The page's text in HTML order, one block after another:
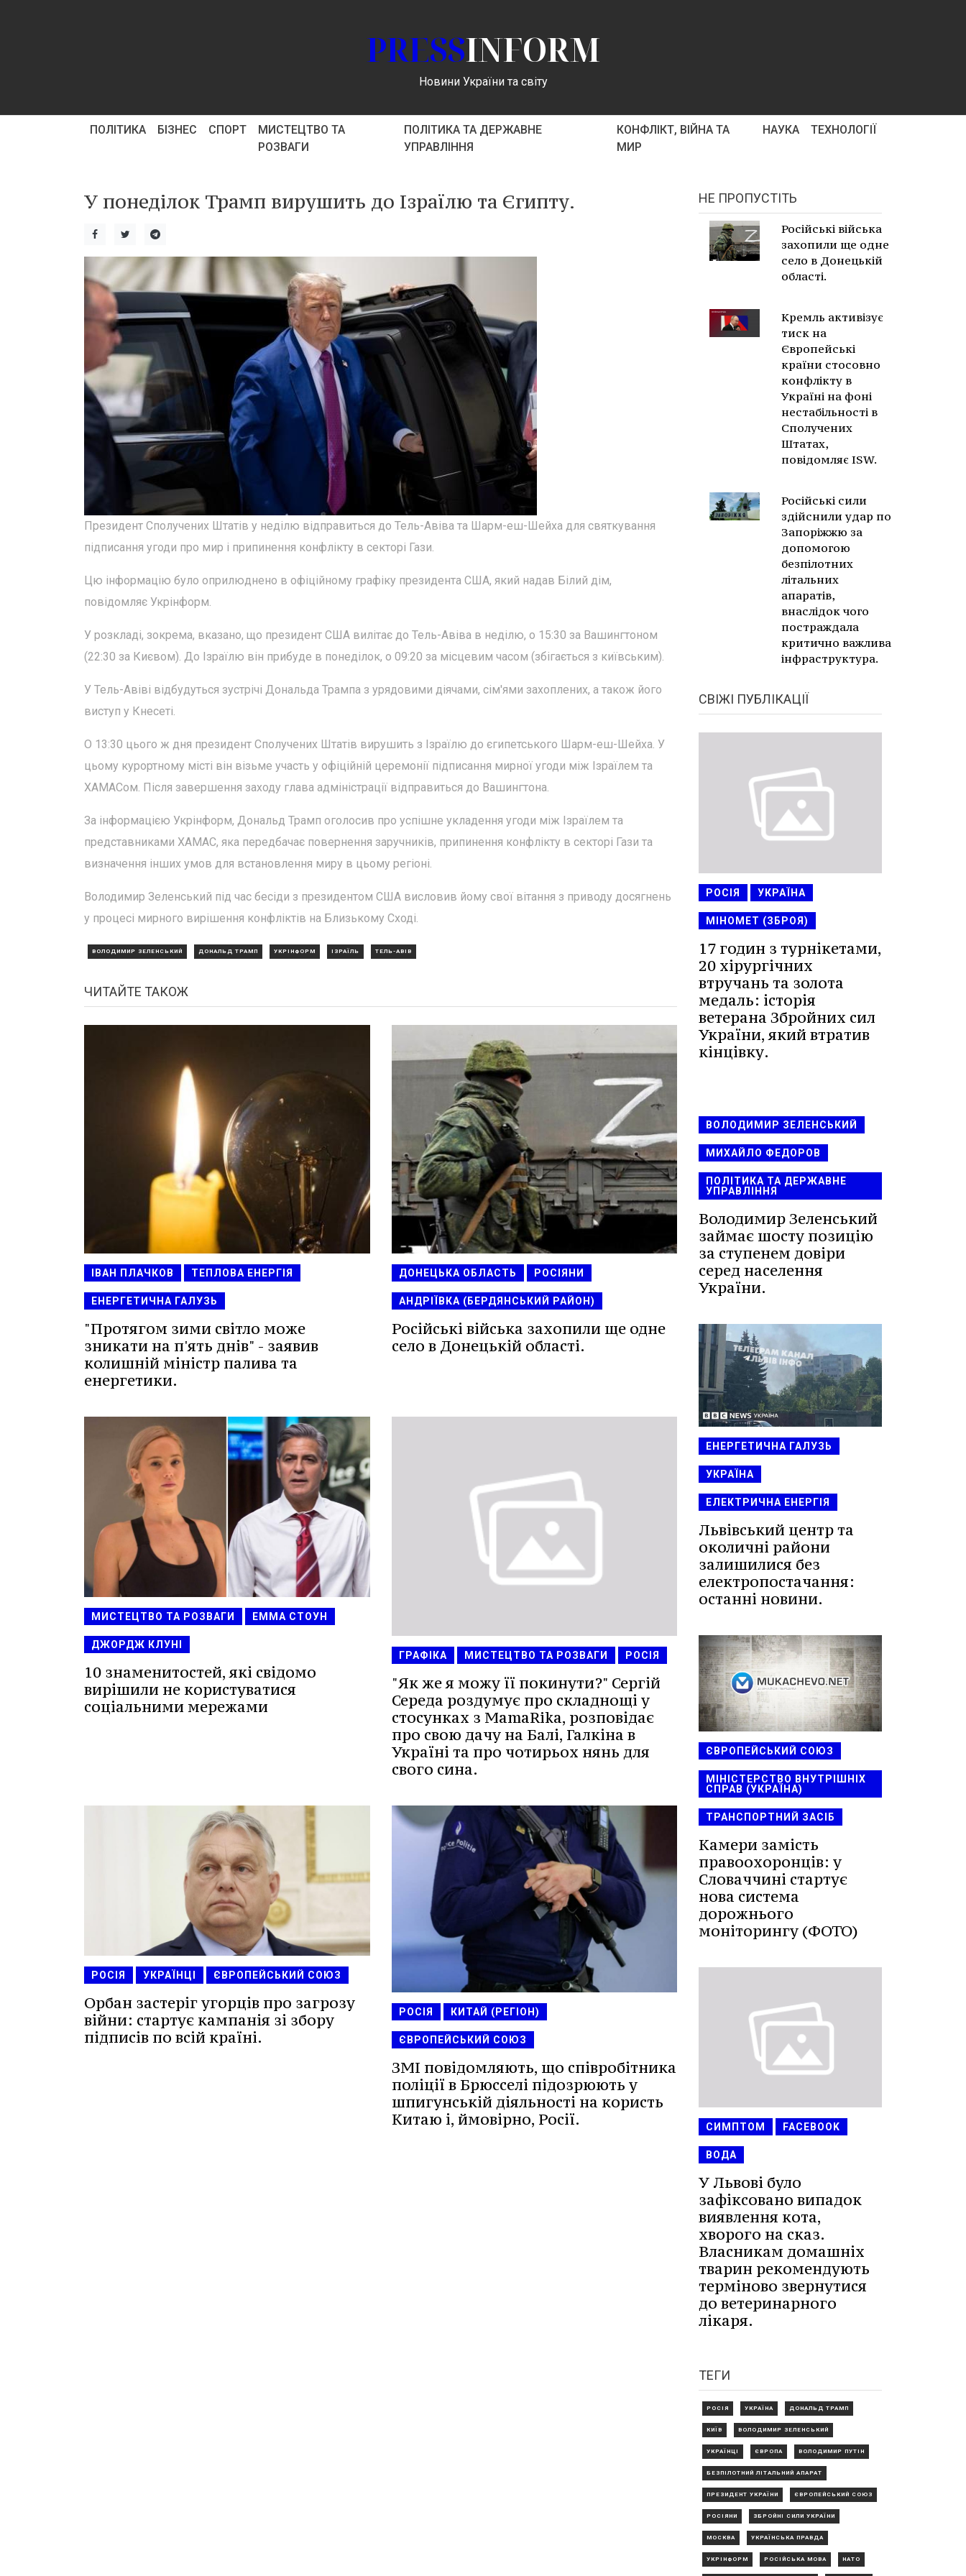
PRESSINFORM
Новини України та світу
ПОЛІТИКА БІЗНЕС СПОРТ
МИСТЕЦТВО ТА
РОЗВАГИ
ПОЛІТИКА ТА ДЕРЖАВНЕ
УПРАВЛІННЯ
КОНФЛІКТ, ВІЙНА ТА
МИР
НАУКА ТЕХНОЛОГІЇ
У понеділок Трамп вирушить до Ізраїлю та Єгипту.
Президент Сполучених Штатів у неділю відправиться до Тель-Авіва та Шарм-еш-Шейха для святкування
підписання угоди про мир і припинення конфлікту в секторі Гази.
Цю інформацію було оприлюднено в офіційному графіку президента США, який надав Білий дім,
повідомляє Укрінформ.
У розкладі, зокрема, вказано, що президент США вилітає до Тель-Авіва в неділю, о 15:30 за Вашингтоном
(22:30 за Києвом). До Ізраїлю він прибуде в понеділок, о 09:20 за місцевим часом (збігається з київським).
У Тель-Авіві відбудуться зустрічі Дональда Трампа з урядовими діячами, сім'ями захоплених, а також його
виступ у Кнесеті.
О 13:30 цього ж дня президент Сполучених Штатів вирушить з Ізраїлю до єгипетського Шарм-еш-Шейха. У
цьому курортному місті він візьме участь у офіційній церемонії підписання мирної угоди між Ізраїлем та
ХАМАСом. Після завершення заходу глава адміністрації відправиться до Вашингтона.
За інформацією Укрінформ, Дональд Трамп оголосив про успішне укладення угоди між Ізраїлем та
представниками ХАМАС, яка передбачає повернення заручників, припинення конфлікту в секторі Гази та
визначення інших умов для встановлення миру в цьому регіоні.
Володимир Зеленський під час бесіди з президентом США висловив йому свої вітання з приводу досягнень
у процесі мирного вирішення конфліктів на Близькому Сході.
ВОЛОДИМИР ЗЕЛЕНСЬКИЙ ДОНАЛЬД ТРАМП УКРІНФОРМ ІЗРАЇЛЬ ТЕЛЬ-АВІВ
ЧИТАЙТЕ ТАКОЖ
ІВАН ПЛАЧКОВ ТЕПЛОВА ЕНЕРГІЯ
ЕНЕРГЕТИЧНА ГАЛУЗЬ
"Протягом зими світло може
зникати на п'ять днів" - заявив
колишній міністр палива та
енергетики.
ДОНЕЦЬКА ОБЛАСТЬ РОСІЯНИ
АНДРІЇВКА (БЕРДЯНСЬКИЙ РАЙОН)
Російські війська захопили ще одне
село в Донецькій області.
МИСТЕЦТВО ТА РОЗВАГИ ЕММА СТОУН
ДЖОРДЖ КЛУНІ
10 знаменитостей, які свідомо
вирішили не користуватися
соціальними мережами
ГРАФІКА МИСТЕЦТВО ТА РОЗВАГИ РОСІЯ
"Як же я можу її покинути?" Сергій
Середа роздумує про складнощі у
стосунках з MamaRika, розповідає
про свою дачу на Балі, Галкіна в
Україні та про чотирьох нянь для
свого сина.
РОСІЯ УКРАЇНЦІ ЄВРОПЕЙСЬКИЙ СОЮЗ
Орбан застеріг угорців про загрозу
війни: стартує кампанія зі збору
підписів по всій країні.
РОСІЯ КИТАЙ (РЕГІОН)
ЄВРОПЕЙСЬКИЙ СОЮЗ
ЗМІ повідомляють, що співробітника
поліції в Брюсселі підозрюють у
шпигунській діяльності на користь
Китаю і, ймовірно, Росії.
НЕ ПРОПУСТІТЬ
Російські війська
захопили ще одне
село в Донецькій
області.
Кремль активізує
тиск на
Європейські
країни стосовно
конфлікту в
Україні на фоні
нестабільності в
Сполучених
Штатах,
повідомляє ISW.
Російські сили
здійснили удар по
Запоріжжю за
допомогою
безпілотних
літальних
апаратів,
внаслідок чого
постраждала
критично важлива
інфраструктура.
СВІЖІ ПУБЛІКАЦІЇ
РОСІЯ УКРАЇНА
МІНОМЕТ (ЗБРОЯ)
17 годин з турнікетами,
20 хірургічних
втручань та золота
медаль: історія
ветерана Збройних сил
України, який втратив
кінцівку.
ВОЛОДИМИР ЗЕЛЕНСЬКИЙ
МИХАЙЛО ФЕДОРОВ
ПОЛІТИКА ТА ДЕРЖАВНЕ
УПРАВЛІННЯ
Володимир Зеленський
займає шосту позицію
за ступенем довіри
серед населення
України.
ЕНЕРГЕТИЧНА ГАЛУЗЬ
УКРАЇНА
ЕЛЕКТРИЧНА ЕНЕРГІЯ
Львівський центр та
околичні райони
залишилися без
електропостачання:
останні новини.
ЄВРОПЕЙСЬКИЙ СОЮЗ
МІНІСТЕРСТВО ВНУТРІШНІХ
СПРАВ (УКРАЇНА)
ТРАНСПОРТНИЙ ЗАСІБ
Камери замість
правоохоронців: у
Словаччині стартує
нова система
дорожнього
моніторингу (ФОТО)
СИМПТОМ FACEBOOK
ВОДА
У Львові було
зафіксовано випадок
виявлення кота,
хворого на сказ.
Власникам домашніх
тварин рекомендують
терміново звернутися
до ветеринарного
лікаря.
ТЕГИ
РОСІЯ УКРАЇНА ДОНАЛЬД ТРАМП
КИЇВ ВОЛОДИМИР ЗЕЛЕНСЬКИЙ
УКРАЇНЦІ ЄВРОПА ВОЛОДИМИР ПУТІН
БЕЗПІЛОТНИЙ ЛІТАЛЬНИЙ АПАРАТ
ПРЕЗИДЕНТ УКРАЇНИ ЄВРОПЕЙСЬКИЙ СОЮЗ
РОСІЯНИ ЗБРОЙНІ СИЛИ УКРАЇНИ
МОСКВА УКРАЇНСЬКА ПРАВДА
УКРІНФОРМ РОСІЙСЬКА МОВА НАТО